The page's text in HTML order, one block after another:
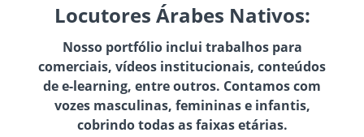
Locutores Árabes Nativos:
Nosso portfólio inclui trabalhos para
comerciais, vídeos institucionais, conteúdos
de e-learning, entre outros. Contamos com
vozes masculinas, femininas e infantis,
cobrindo todas as faixas etárias.